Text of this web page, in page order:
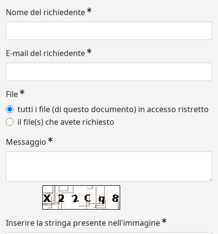
Nome del richiedente
E-mail del richiedente
File
tutti i file (di questo documento) in accesso ristretto
il file(s) che avete richiesto
Messaggio
Inserire la stringa presente nell'immagine